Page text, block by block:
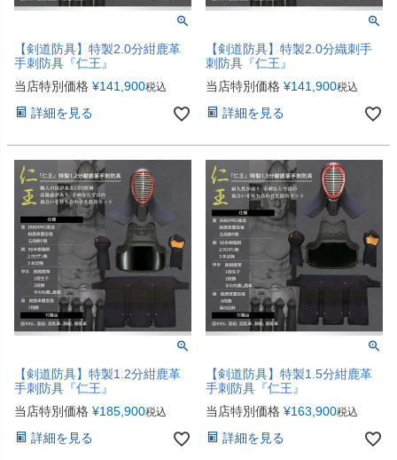
【剣道防具】特製2.0分紺鹿革
手刺防具『仁王』
当店特別価格 ¥141,900税込
詳細を見る
【剣道防具】特製2.0分織刺手
刺防具『仁王』
当店特別価格 ¥141,900税込
詳細を見る
【剣道防具】特製1.2分紺鹿革
手刺防具『仁王』
当店特別価格 ¥185,900税込
詳細を見る
【剣道防具】特製1.5分紺鹿革
手刺防具『仁王』
当店特別価格 ¥163,900税込
詳細を見る